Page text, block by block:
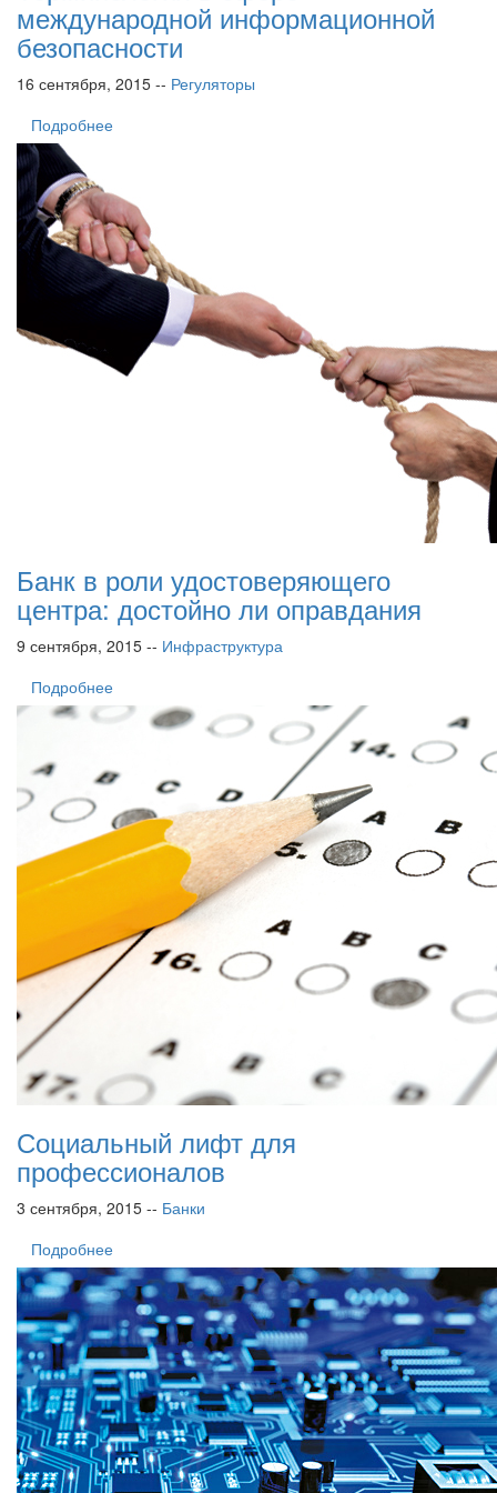
международной информационной
безопасности
16 сентября, 2015 -- Регуляторы
Подробнее
Банк в роли удостоверяющего
центра: достойно ли оправдания
9 сентября, 2015 -- Инфраструктура
Подробнее
Социальный лифт для
профессионалов
3 сентября, 2015 -- Банки
Подробнее